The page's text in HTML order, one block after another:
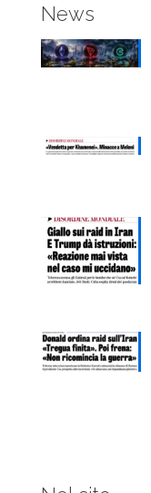
News